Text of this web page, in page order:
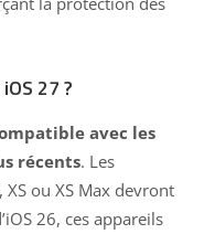
27 ?
avec les
récents. Les
ou XS Max devront
26, ces appareils